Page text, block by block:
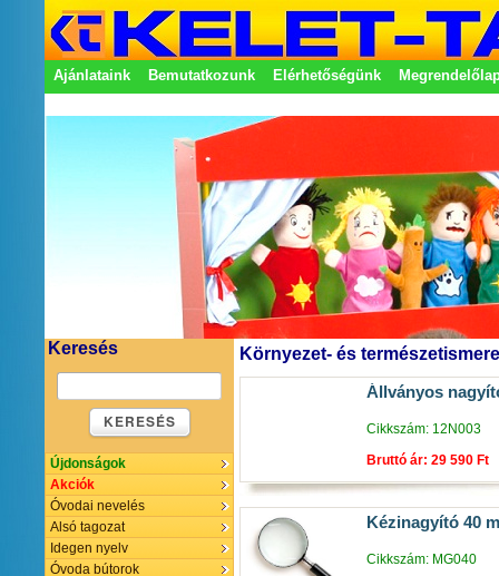
Ajánlataink Bemutatkozunk Elérhetőségünk
Keresés
KERESÉS
Újdonságok
Akciók
Óvodai nevelés
Alsó tagozat
Idegen nyelv
Óvoda bútorok
Környezet- és
Állványos
Cikkszám: 12N003
Bruttó ár: 29 590 Ft
Kézinagyító 40
Cikkszám: MG040